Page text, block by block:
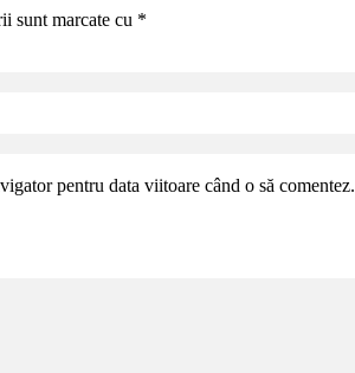
sunt marcate cu *
pentru data viitoare când o să comentez.